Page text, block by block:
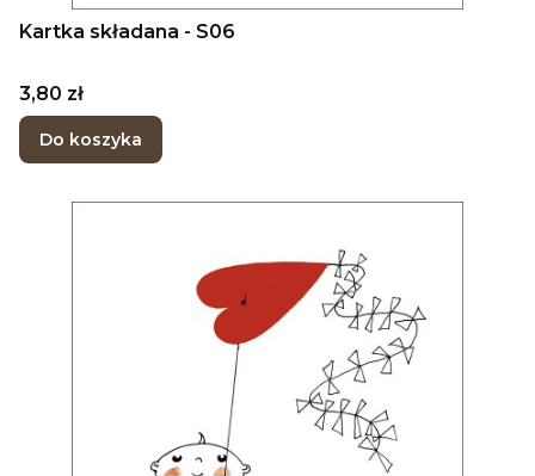
Kartka składana - S06
Cena
3,80 zł
Do koszyka